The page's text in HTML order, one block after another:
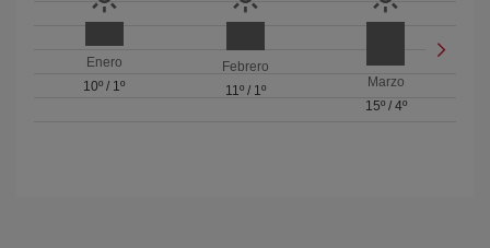
Enero
10º / 1º
Febrero
11º/ 1º
Marzo
15º/ 4º